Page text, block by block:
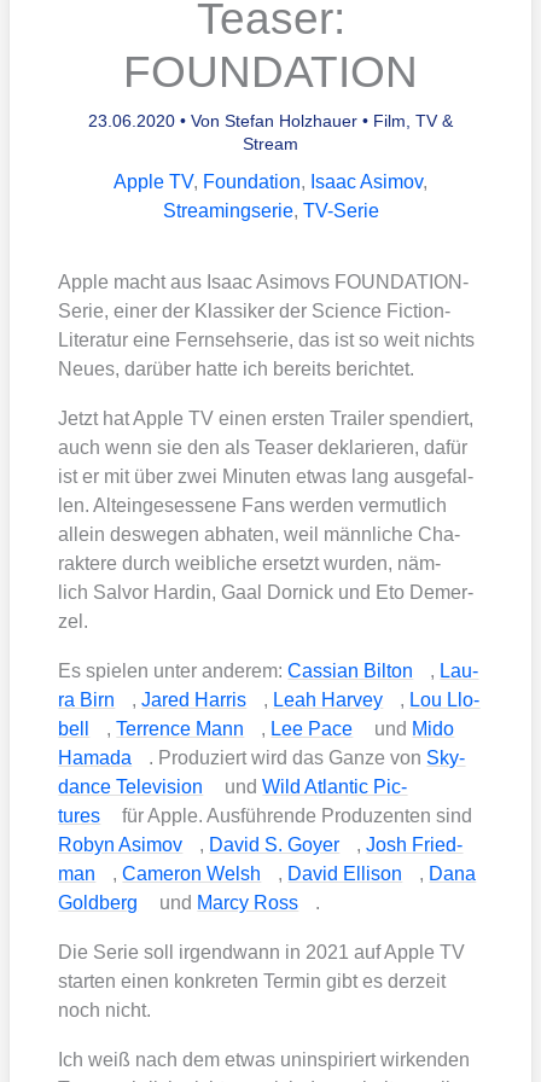
Teaser:
FOUNDATION
23.06.2020 • Von Stefan Holzhauer • Film, TV &
Stream
Apple TV, Foundation, Isaac Asimov,
Streamingserie, TV-Serie
Apple macht aus Isaac Asi­movs FOUN­DA­TI­ON-
Serie, einer der Klas­si­ker der Sci­ence Fic­tion-
Lite­ra­tur eine Fern­seh­se­rie, das ist so weit nichts
Neu­es, dar­über hat­te ich bereits berich­tet.
Jetzt hat Apple TV einen ers­ten Trai­ler spen­diert,
auch wenn sie den als Teaser dekla­rie­ren, dafür
ist er mit über zwei Minu­ten etwas lang aus­ge­fal­
len. Alt­ein­ge­ses­se­ne Fans wer­den ver­mut­lich
allein des­we­gen abha­ten, weil männ­li­che Cha­
rak­te­re durch weib­li­che ersetzt wur­den, näm­
lich Sal­vor Har­din, Gaal Dor­nick und Eto Demer­
zel.
Es spie­len unter ande­rem:Cas­si­an Bil­ton , Lau­
ra Birn
,Jared Har­ris , Leah Har­vey , Lou Llo­
bell
,Ter­rence Mann , Lee Pace und Mido
Hama­da
. Pro­du­ziert wird das Gan­ze von Sky­
dance Tele­vi­si­on
undWild Atlan­tic Pic­
tures
für Apple. Aus­füh­ren­de Pro­du­zen­ten sind
Robyn Asi­mov
, David S. Goy­er ,Josh Fried­
man
,Came­ron Welsh , David Elli­son , Dana
Gold­berg
und Mar­cy Ross .
Die Serie soll irgend­wann in 2021 auf Apple TV
star­ten einen kon­kre­ten Ter­min gibt es der­zeit
noch nicht.
Ich weiß nach dem etwas unin­spi­riert wir­ken­den